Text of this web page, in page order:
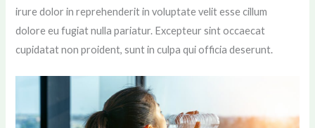
irure dolor in reprehenderit in voluptate velit esse cillum
dolore eu fugiat nulla pariatur. Excepteur sint occaecat
cupidatat non proident, sunt in culpa qui officia deserunt.